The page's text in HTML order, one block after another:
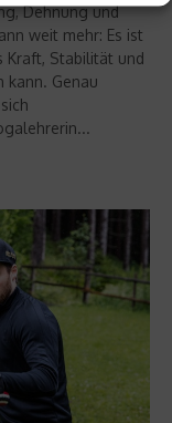
Dehnung und
weit mehr: Es ist
Kraft, Stabilität und
kann. Genau